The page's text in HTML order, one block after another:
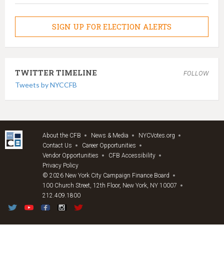
SIGN UP FOR ELECTION ALERTS
TWITTER TIMELINE FOLLOW
Tweets by NYCCFB
About the CFB News & Media
NYCVotes.org
Contact Us
Career Opportunities
Vendor Opportunities
CFB Accessibility
Privacy Policy
© 2026 New York City Campaign Finance Board
100 Church Street, 12th Floor, New York, NY 10007
212.409.1800